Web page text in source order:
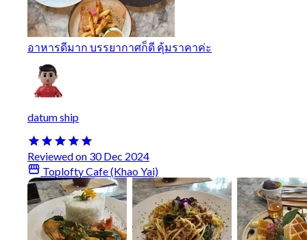
อาหารดีมาก บรรยากาศก็ดี คุ้มราคาค่ะ
datum ship
Reviewed on 30 Dec 2024
Toplofty Cafe (Khao Yai)